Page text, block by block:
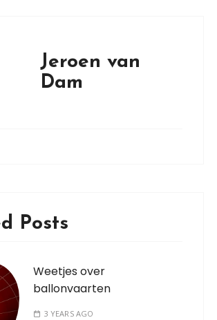
Jeroen van
Dam
Posts
Weetjes over
ballonvaarten
3 YEARS AGO